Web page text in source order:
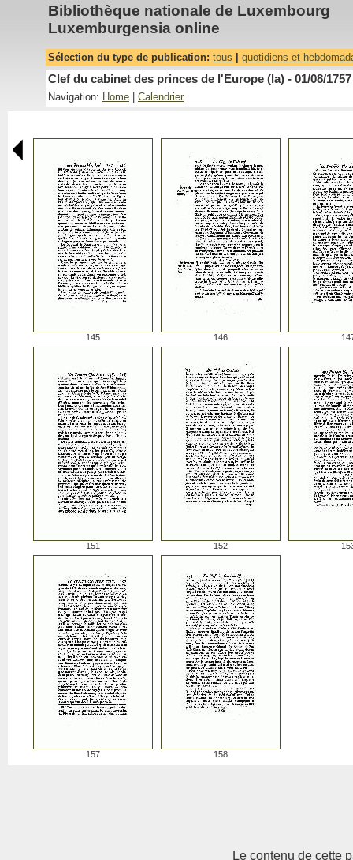
Bibliothèque nationale de Luxembourg
Luxemburgensia online
Sélection du type de publication: tous quotidiens et
Clef du cabinet des princes de l'Europe (la) - 01/08/1757
Navigation: Home Calendrier
145 146
151 152
157 158
Le contenu de cette